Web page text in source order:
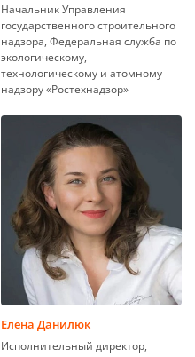
Начальник Управления
государственного строительного
надзора, Федеральная служба по
экологическому,
технологическому и атомному
надзору «Ростехнадзор»
Елена Данилюк
Исполнительный директор,